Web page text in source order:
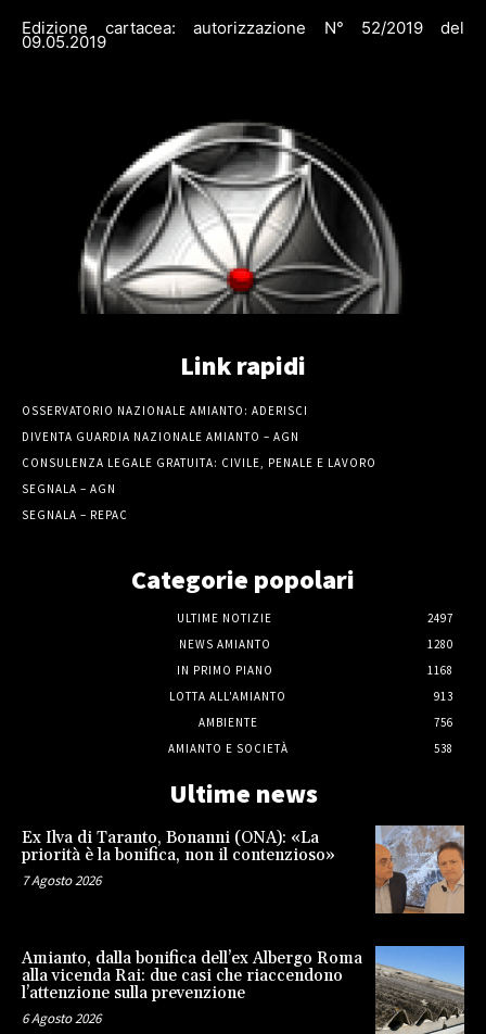
Edizione cartacea: autorizzazione N° 52/2019 del
09.05.2019
Link rapidi
OSSERVATORIO NAZIONALE AMIANTO: ADERISCI
DIVENTA GUARDIA NAZIONALE AMIANTO – AGN
CONSULENZA LEGALE GRATUITA: CIVILE, PENALE E LAVORO
SEGNALA – AGN
SEGNALA – REPAC
Categorie popolari
ULTIME NOTIZIE
2497
NEWS AMIANTO
1280
IN PRIMO PIANO
1168
LOTTA ALL'AMIANTO
913
AMBIENTE
756
AMIANTO E SOCIETÀ
538
Ultime news
Ex Ilva di Taranto, Bonanni (ONA): «La
priorità è la bonifica, non il contenzioso»
7 Agosto 2026
Amianto, dalla bonifica dell’ex Albergo Roma
alla vicenda Rai: due casi che riaccendono
l’attenzione sulla prevenzione
6 Agosto 2026